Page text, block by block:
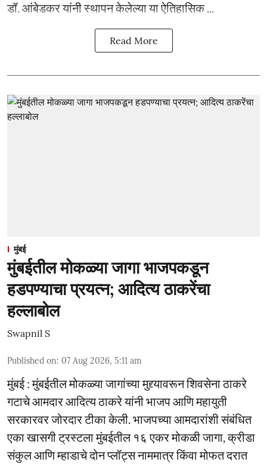
डॉ. आंबेडकर यांनी स्थापन केलेल्या या ऐतिहासिक ...
Read More
मुंबई
मुंबईतील मोकळ्या जागा भाजपकडून
हडपण्याचा प्रयत्न; आदित्य ठाकरेंचा
हल्लाबोल
Swapnil S
Published on: 07 Aug 2026, 5:11 am
मुंबई : मुंबईतील मोकळ्या जागांच्या मुद्द्यावरून शिवसेना ठाकरे
गटाचे आमदार आदित्य ठाकरे यांनी भाजप आणि महायुती
सरकारवर जोरदार टीका केली. भाजपच्या आमदारांशी संबंधित
एका खासगी ट्रस्टला मुंबईतील १६ एकर मोकळी जागा, क्रीडा
संकुल आणि म्हाडाचे दोन प्लॉट्स नाममात्र किंवा मोफत दरात